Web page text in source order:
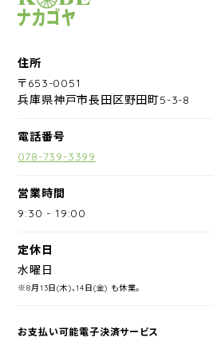
住所
〒653-0051
兵庫県神戸市長田区野田町5-3-8
電話番号
078-739-3399
営業時間
9:30 -19:00
定休日
水曜日
※8月13日(木)、14日(金) も休業。
お支払い可能電子決済サービス